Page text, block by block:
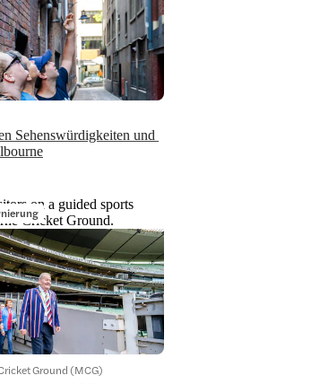
Sehenswürdigkeiten und
on a guided sports
Cricket Ground.
Ground (MCG)